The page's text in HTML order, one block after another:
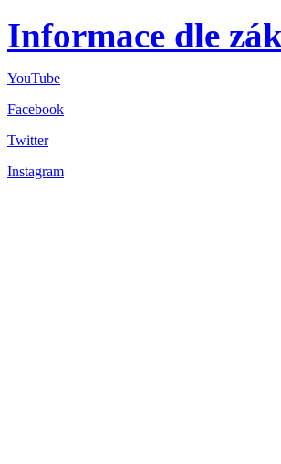
Informace dle
YouTube
Facebook
Twitter
Instagram